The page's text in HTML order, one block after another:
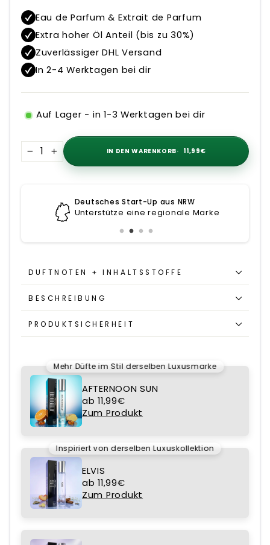
Eau de Parfum & Extrait de Parfum
Extra hoher Öl Anteil (bis zu 30%)
Zuverlässiger DHL Versand
In 2-4 Werktagen bei dir
Auf Lager - in 1-3 Werktagen bei dir
− +
IN DEN WARENKORB 11,99€
Deutsches Start-Up aus NRW
Unterstütze eine regionale Marke
DUFTNOTEN + INHALTSSTOFFE
BESCHREIBUNG
PRODUKTSICHERHEIT
Mehr Düfte im Stil derselben Luxusmarke
AFTERNOON SUN
ab 11,99€
Zum Produkt
Inspiriert von derselben Luxuskollektion
ELVIS
ab 11,99€
Zum Produkt